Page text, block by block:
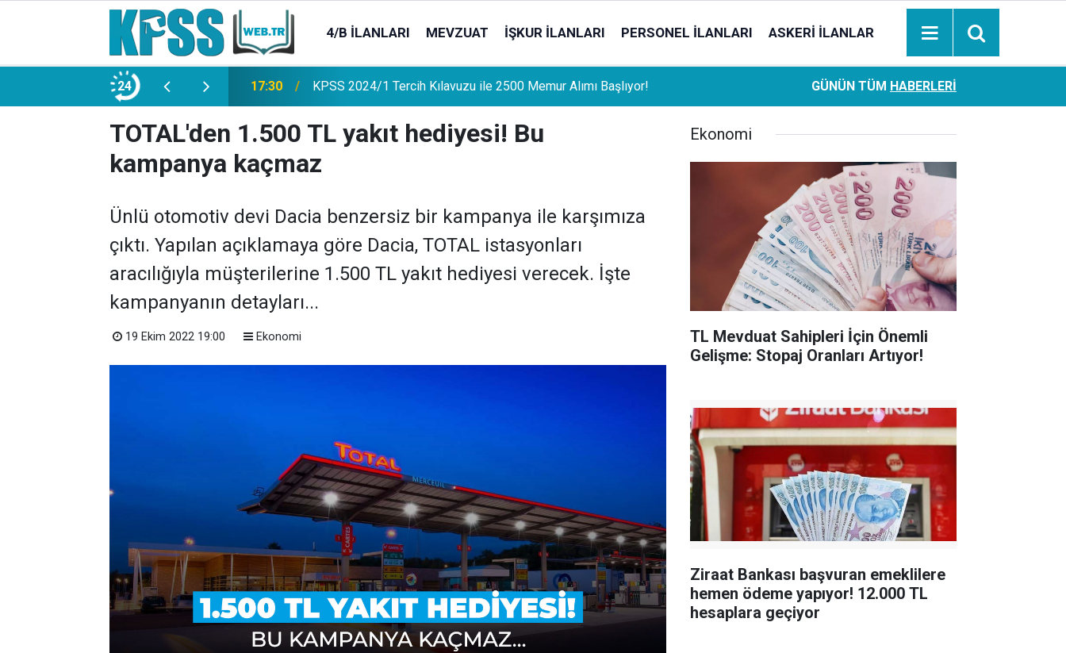
4/B İLANLARI MEVZUAT İŞKUR İLANLARI PERSONEL İLANLARI ASKERI İLANLAR
24
Memur Alımı Başlıyor! 21:20 TL Mevduat Sahipleri İçin Önemli Gelişme: Stopaj Oranları Artıyor!
Ziraat Bankası başvuran emeklilere hemen ödeme
hesaplara geçiyor
GÜNÜN TÜM HABERLERI
TOTAL'den 1.500 TL yakıt hediyesi! Bu
kampanya kaçmaz
Ünlü otomotiv devi Dacia benzersiz bir kampanya ile karşımıza
çıktı. Yapılan açıklamaya göre Dacia, TOTAL istasyonları
aracılığıyla müşterilerine 1.500 TL yakıt hediyesi verecek. İşte
kampanyanın detayları...
19 Ekim 2022 19:00 Ekonomi
Ekonomi
TL Mevduat Sahipleri İçin Önemli
Gelişme: Stopaj Oranları Artıyor!
Ziraat Bankası başvuran emeklilere
hemen ödeme yapıyor! 12.000 TL
hesaplara geçiyor